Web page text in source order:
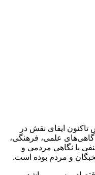
ایفای نقش در
علمی، فرهنگی،
با نگاهی مردمی و
و مردم بوده است.